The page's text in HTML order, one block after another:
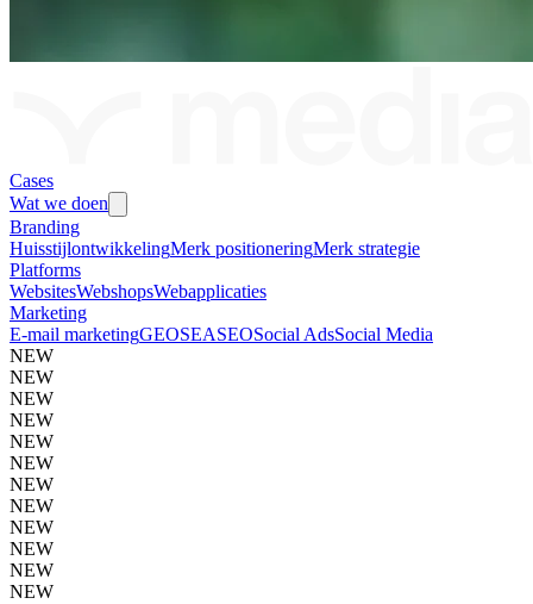
Cases
Wat we doen
Branding
HuisstijlontwikkelingMerk positioneringMerk strategie
Platforms
WebsitesWebshopsWebapplicaties
Marketing
E-mail marketingGEOSEASEOSocial AdsSocial Media
NEW
NEW
NEW
NEW
NEW
NEW
NEW
NEW
NEW
NEW
NEW
NEW